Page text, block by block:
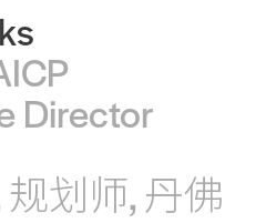
Director
划师, 丹佛